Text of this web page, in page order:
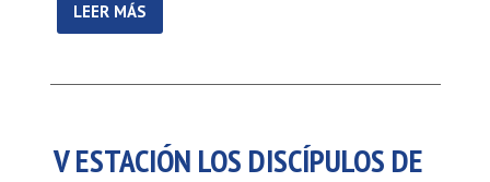
LEER MÁS
V ESTACIÓN LOS DISCÍPULOS DE